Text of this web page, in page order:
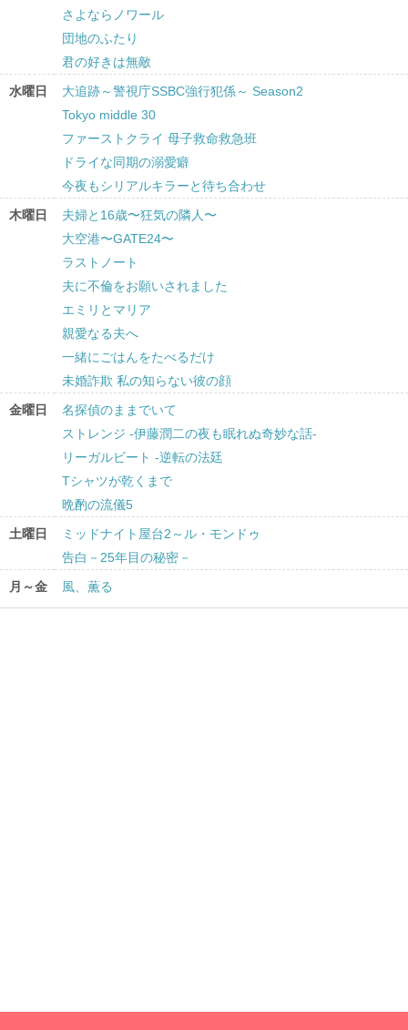
さよならノワール
団地のふたり
君の好きは無敵
水曜日
大追跡～警視庁SSBC強行犯係～ Season2
Tokyo middle 30
ファーストクライ 母子救命救急班
ドライな同期の溺愛癖
今夜もシリアルキラーと待ち合わせ
木曜日
夫婦と16歳〜狂気の隣人〜
大空港〜GATE24〜
ラストノート
夫に不倫をお願いされました
エミリとマリア
親愛なる夫へ
一緒にごはんをたべるだけ
未婚詐欺 私の知らない彼の顔
金曜日
名探偵のままでいて
ストレンジ -伊藤潤二の夜も眠れぬ奇妙な話-
リーガルビート -逆転の法廷
Tシャツが乾くまで
晩酌の流儀5
土曜日
ミッドナイト屋台2～ル・モンドゥ
告白－25年目の秘密－
月～金
風、薫る